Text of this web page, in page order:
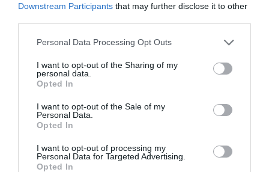
Downstream Participants that may further disclose it to other
Personal Data Processing Opt Outs
I want to opt-out of the Sharing of my
personal data.
Opted In
I want to opt-out of the Sale of my
Personal Data.
Opted In
I want to opt-out of processing my
Personal Data for Targeted Advertising.
Opted In
Newsletter
Κάθε βδομάδα στο e-mail σας τα τελευταία νέα για